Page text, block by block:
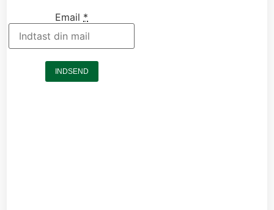
Email *
INDSEND